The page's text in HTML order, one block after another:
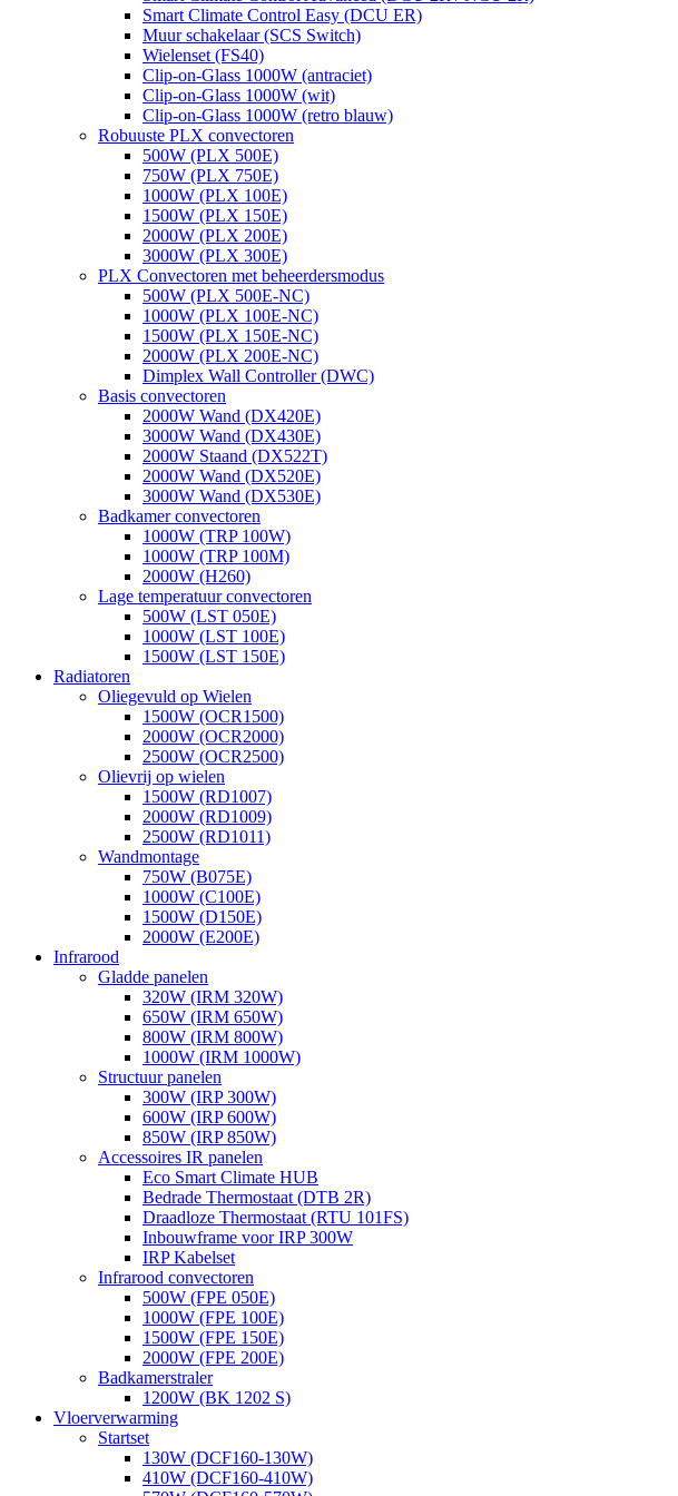
Smart Climate Control Easy (DCU ER)
Muur schakelaar (SCS Switch)
Wielenset (FS40)
Clip-on-Glass 1000W (antraciet)
Clip-on-Glass 1000W (wit)
Clip-on-Glass 1000W (retro blauw)
Robuuste PLX convectoren
500W (PLX 500E)
750W (PLX 750E)
1000W (PLX 100E)
1500W (PLX 150E)
2000W (PLX 200E)
3000W (PLX 300E)
PLX Convectoren met beheerdersmodus
500W (PLX 500E-NC)
1000W (PLX 100E-NC)
1500W (PLX 150E-NC)
2000W (PLX 200E-NC)
Dimplex Wall Controller (DWC)
Basis convectoren
2000W Wand (DX420E)
3000W Wand (DX430E)
2000W Staand (DX522T)
2000W Wand (DX520E)
3000W Wand (DX530E)
Badkamer convectoren
1000W (TRP 100W)
1000W (TRP 100M)
2000W (H260)
Lage temperatuur convectoren
500W (LST 050E)
1000W (LST 100E)
1500W (LST 150E)
Radiatoren
Oliegevuld op Wielen
1500W (OCR1500)
2000W (OCR2000)
2500W (OCR2500)
Olievrij op wielen
1500W (RD1007)
2000W (RD1009)
2500W (RD1011)
Wandmontage
750W (B075E)
1000W (C100E)
1500W (D150E)
2000W (E200E)
Infrarood
Gladde panelen
320W (IRM 320W)
650W (IRM 650W)
800W (IRM 800W)
1000W (IRM 1000W)
Structuur panelen
300W (IRP 300W)
600W (IRP 600W)
850W (IRP 850W)
Accessoires IR panelen
Eco Smart Climate HUB
Bedrade Thermostaat (DTB 2R)
Draadloze Thermostaat (RTU 101FS)
Inbouwframe voor IRP 300W
IRP Kabelset
Infrarood convectoren
500W (FPE 050E)
1000W (FPE 100E)
1500W (FPE 150E)
2000W (FPE 200E)
Badkamerstraler
1200W (BK 1202 S)
Vloerverwarming
Startset
130W (DCF160-130W)
410W (DCF160-410W)